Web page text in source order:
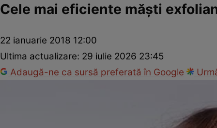
Cele mai eficiente măşti
22 ianuarie 2018 12:00
Ultima actualizare: 29 iulie 2026 23:45
Adaugă-ne ca sursă preferată în Google